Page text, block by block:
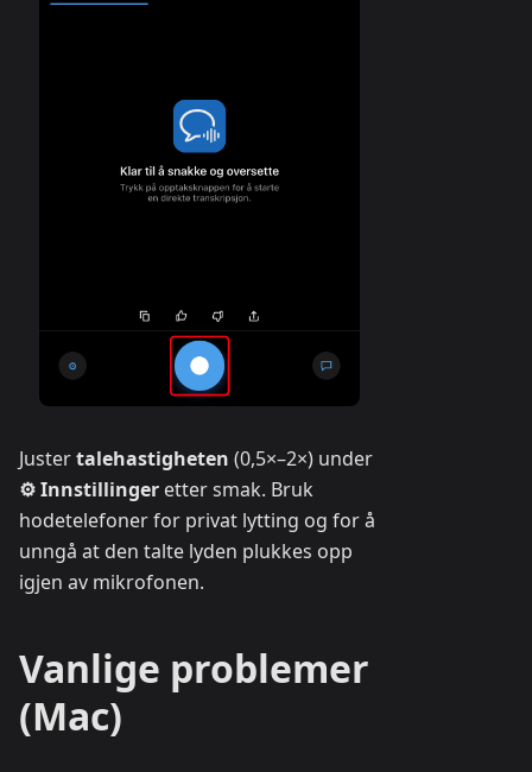
Justertalehastigheten (0,5×–2×) under
⚙ Innstillinger etter smak. Bruk
hodetelefoner for privat lytting og for å
unngå at den talte lyden plukkes opp
igjen av mikrofonen.
Vanlige problemer
(Mac)